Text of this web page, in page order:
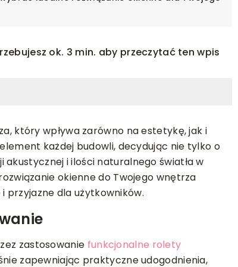
ok. 3 min. aby przeczytać ten wpis
który wpływa zarówno na estetykę, jak i
każdej budowli, decydując nie tylko o
i ilości naturalnego światła w
okienne do Twojego wnętrza
przyjazne dla użytkowników.
zastosowanie funkcjonalne rolety
zapewniając praktyczne udogodnienia,
elegancję
SPRZĘT AGD TECHNOLOGIE
znaleźć się w Twoim domu?
W tym artykule przedstawimy kilka